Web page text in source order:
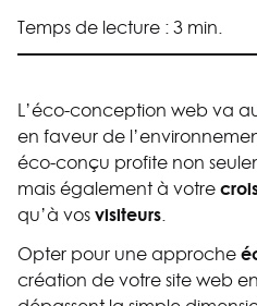
Temps de lecture : 3 min.
L’éco-conception web va
en faveur de
éco-conçu profite non
mais également à votre
qu’à vosvisiteurs.
Opter pour une approche
création de votre site web